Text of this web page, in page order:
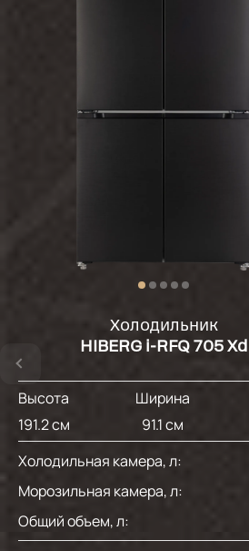
Холодильник
HIBERG i-RFQ 705 Xd
Высота
191.2 см
Ширина
91.1 см
Холодильная камера, л:
Морозильная камера, л:
Общий объем, л: